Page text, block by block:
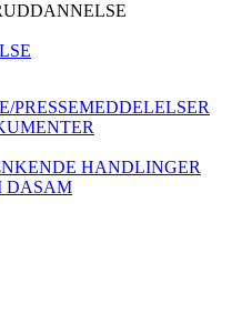
PRESSEMEDDELELSER
HANDLINGER
DASAM